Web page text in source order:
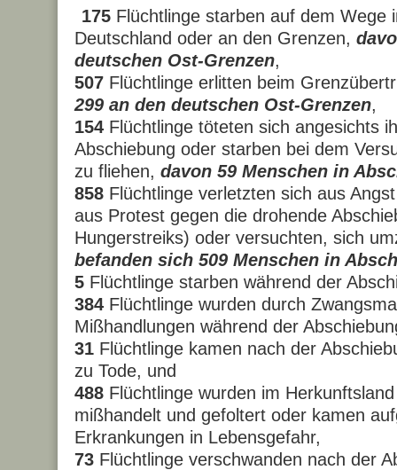
175 Flüchtlinge starben auf dem Wege
Deutschland oder an den Grenzen,
deutschen Ost-Grenzen,
507 Flüchtlinge erlitten beim
299 an den deutschen Ost-Grenzen,
154 Flüchtlinge töteten sich angesichts
Abschiebung oder starben bei dem
zu fliehen, davon 59 Menschen in
858 Flüchtlinge verletzten sich aus
aus Protest gegen die drohende
Hungerstreiks) oder versuchten, sich
befanden sich 509 Menschen in
5 Flüchtlinge starben während der
384 Flüchtlinge wurden durch
Mißhandlungen während der
31 Flüchtlinge kamen nach der
zu Tode, und
488 Flüchtlinge wurden im
mißhandelt und gefoltert oder kamen
Erkrankungen in Lebensgefahr,
73 Flüchtlinge verschwanden nach der